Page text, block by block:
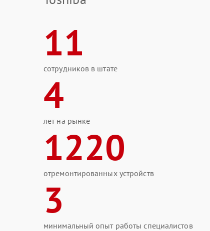
11
сотрудников в штате
4
лет на рынке
1220
отремонтированных устройств
3
минимальный опыт работы специалистов